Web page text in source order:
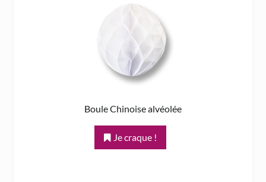
Boule Chinoise alvéolée
Je craque !